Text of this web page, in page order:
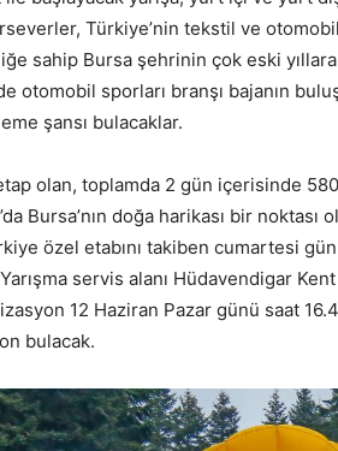
Türkiye’nin tekstil ve
sahip Bursa şehrinin çok eski
otomobil sporları branşı bajanın
şansı bulacaklar.
olan, toplamda 2 gün içerisinde
Bursa’nın doğa harikası bir
özel etabını takiben cumartesi
servis alanı Hüdavendigar
12 Haziran Pazar günü saat
bulacak.